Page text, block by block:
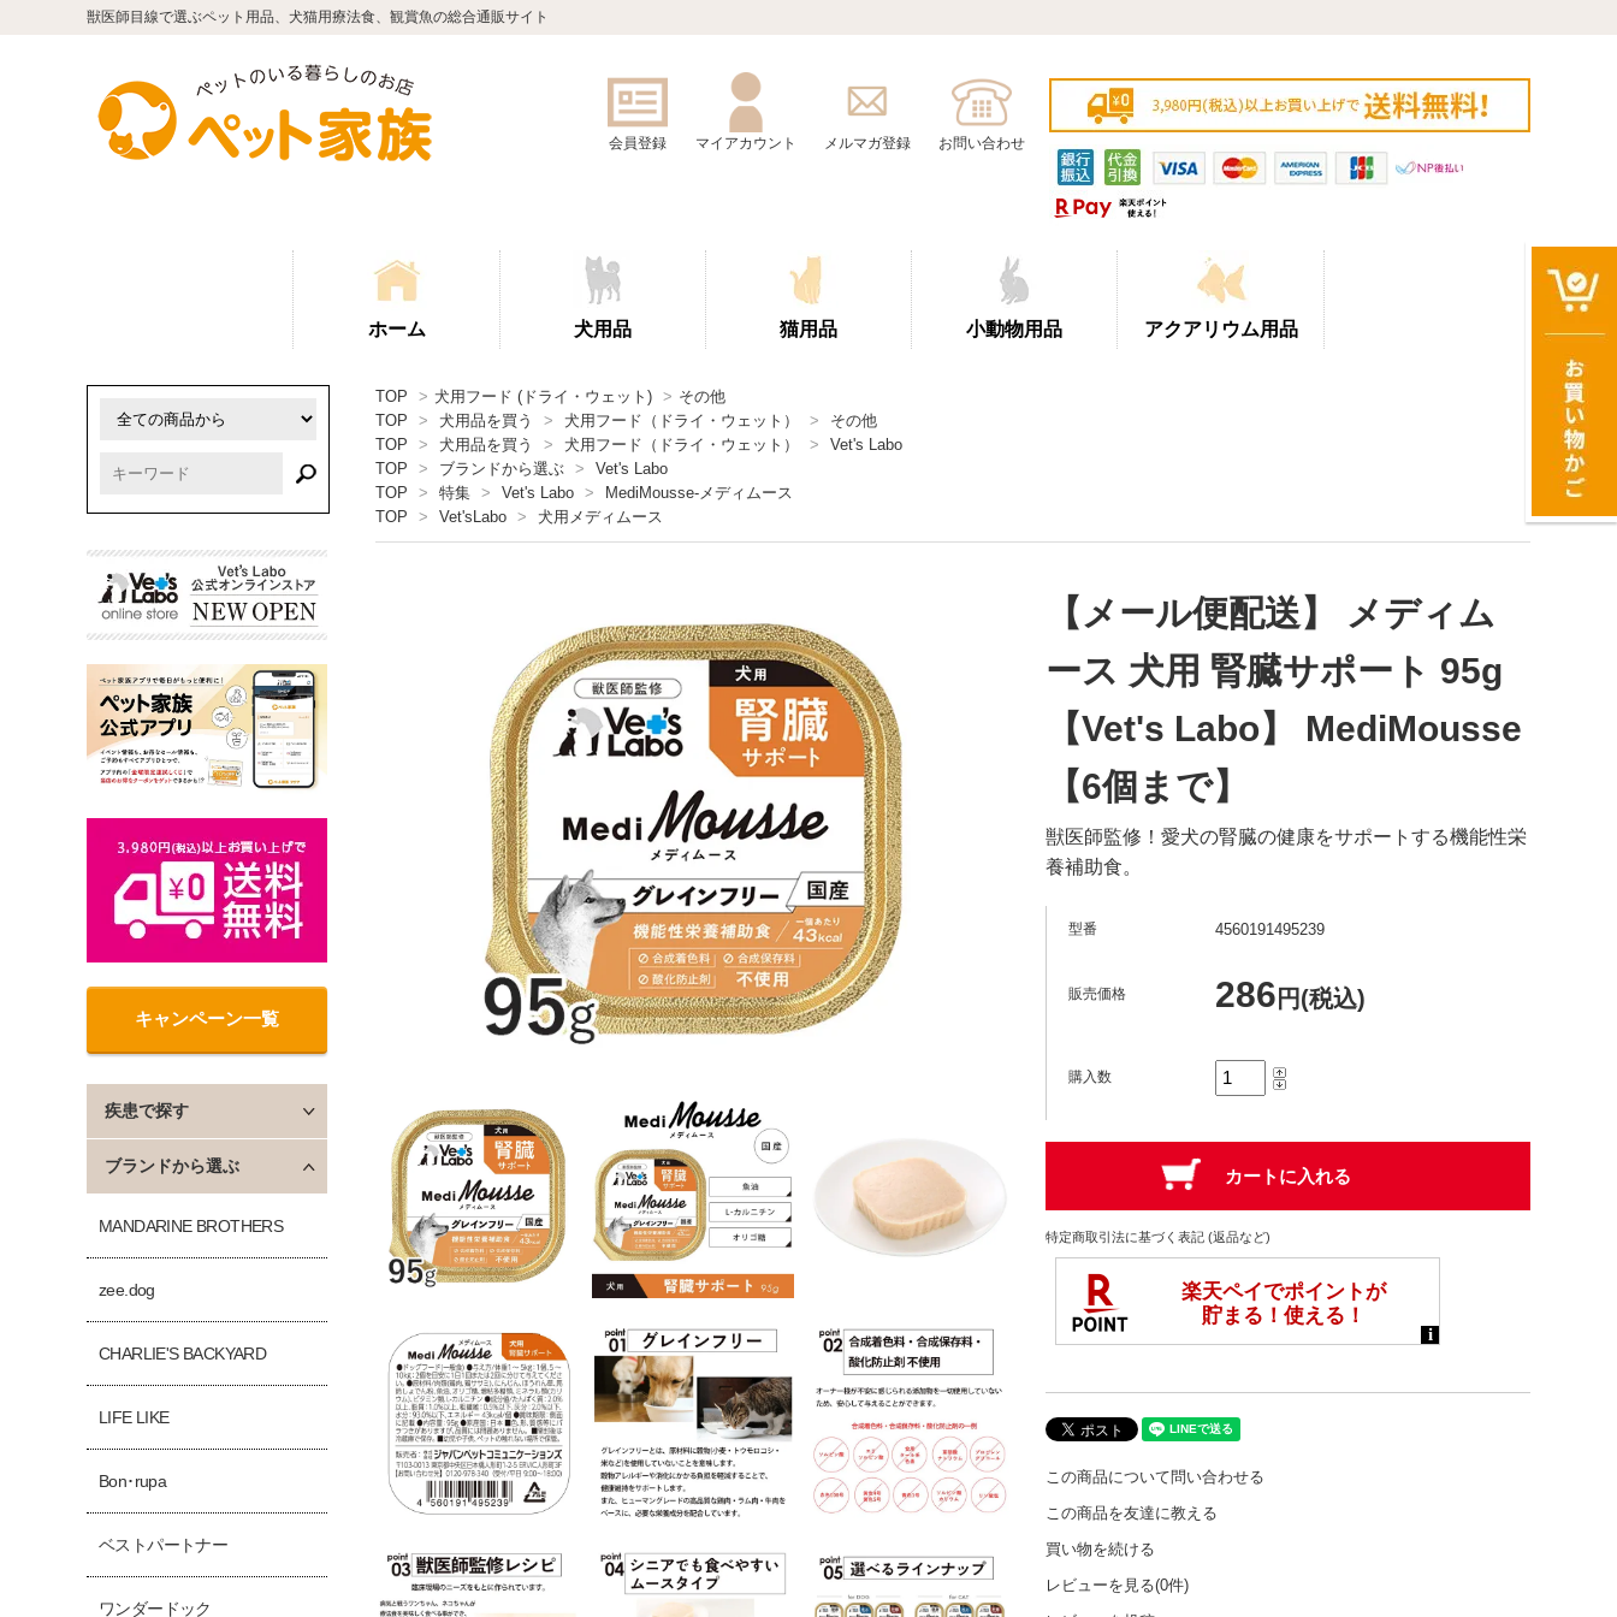
獣医師目線で選ぶペット用品、犬猫用療法食、観賞魚の総合通販サイト
会員登録 マイアカウント メルマガ登録 お問い合わせ
ホーム 犬用品 猫用品 小動物用品 アクアリウム用品
TOP > 犬用フード (ドライ・ウェット) > その他
TOP
> 犬用品を買う > 犬用フード（ドライ・ウェット） >
その他
TOP
> 犬用品を買う > 犬用フード（ドライ・ウェット） >
Vet's Labo
TOP
> ブランドから選ぶ >
Vet's Labo
TOP
> 特集 > Vet's Labo >
MediMousse-メディムース
TOP
> Vet'sLabo > 犬用メディムース
【メール便配送】 メディム
ース 犬用 腎臓サポート 95g
【Vet's Labo】 MediMousse
【6個まで】
獣医師監修！愛犬の腎臓の健康をサポートする機能性栄
養補助食。
型番 4560191495239
販売価格 286 円(税込)
購入数
特定商取引法に基づく表記 (返品など)
この商品について問い合わせる
この商品を友達に教える
買い物を続ける
レビューを見る(0件)
キャンペーン一覧
疾患で探す
ブランドから選ぶ
MANDARINE BROTHERS
zee.dog
CHARLIE'S BACKYARD
LIFE LIKE
Bon･rupa
ベストパートナー
ワンダードック